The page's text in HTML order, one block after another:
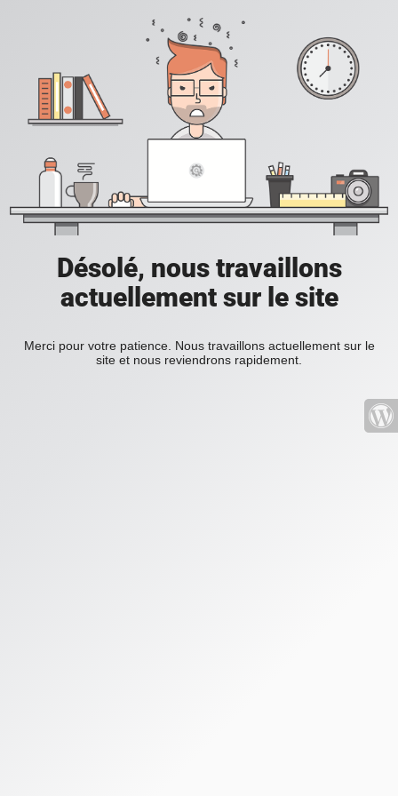
Désolé, nous travaillons
actuellement sur le site
Merci pour votre patience. Nous travaillons actuellement sur le
site et nous reviendrons rapidement.